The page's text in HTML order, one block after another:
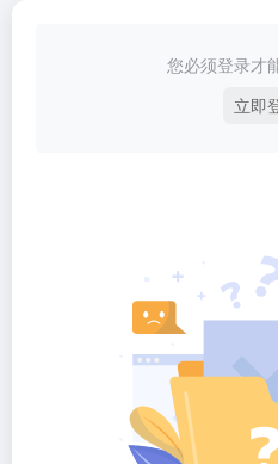
您必须登录才
立即